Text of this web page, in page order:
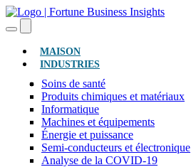
MAISON(ACTUEL)
INDUSTRIES
Soins de santé
Produits chimiques et matériaux
Informatique
Machines et équipements
Énergie et puissance
Semi-conducteurs et électronique
Analyse de la COVID-19